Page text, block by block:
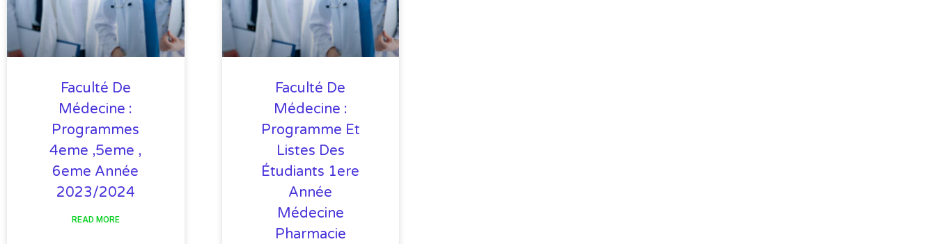
Faculté De
Médecine :
Programmes
4eme ,5eme ,
6eme Année
2023/2024
READ MORE
Faculté De
Médecine :
Programme Et
Listes Des
Étudiants 1ere
Année
Médecine
Pharmacie